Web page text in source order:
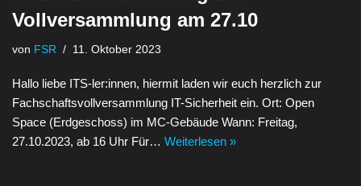
Vollversammlung am 27.10
von FSR 11. Oktober 2023
Hallo liebe ITS-ler:innen, hiermit laden wir euch herzlich zur
Fachschaftsvollversammlung IT-Sicherheit ein. Ort: Open
Space (Erdgeschoss) im MC-Gebäude Wann: Freitag,
27.10.2023, ab 16 Uhr Für… Weiterlesen »